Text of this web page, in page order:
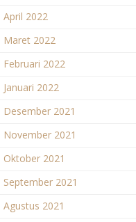
April 2022
Maret 2022
Februari 2022
Januari 2022
Desember 2021
November 2021
Oktober 2021
September 2021
Agustus 2021